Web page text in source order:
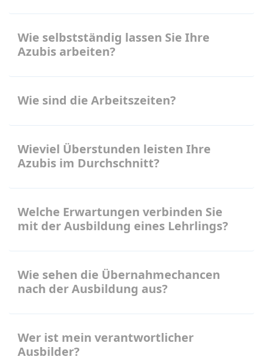
Wie selbstständig lassen Sie Ihre
Azubis arbeiten?
Wie sind die Arbeitszeiten?
Wieviel Überstunden leisten Ihre
Azubis im Durchschnitt?
Welche Erwartungen verbinden Sie
mit der Ausbildung eines Lehrlings?
Wie sehen die Übernahmechancen
nach der Ausbildung aus?
Wer ist mein verantwortlicher
Ausbilder?